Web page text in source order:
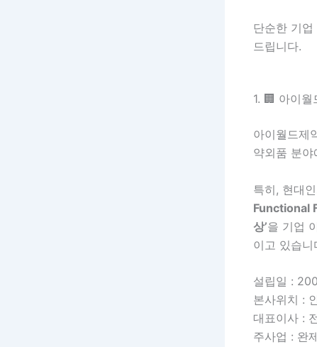
단순한 기
드립니다.
1. 🏢 아이
아이월드제
약외품 분
특히, 현대
Functional
상’을 기업
이고 있습니
설립일 :
본사위치 :
대표이사 :
주사업 : 완